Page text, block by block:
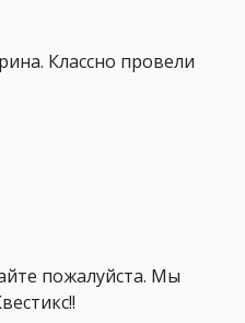
Классно провели
пожалуйста. Мы